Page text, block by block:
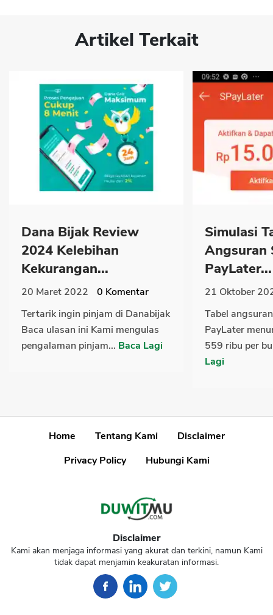
Artikel Terkait
Dana Bijak Review
2024 Kelebihan
Kekurangan...
20 Maret 2022 0 Komentar
Tertarik ingin pinjam di Danabijak
Baca ulasan ini Kami mengulas
pengalaman pinjam... Baca Lagi
Simulasi
Angsuran
PayLater...
21 Oktober
Tabel
PayLater
559 ribu per
Lagi
Home Tentang Kami
Disclaimer
Privacy Policy
Hubungi Kami
Disclaimer
Kami akan menjaga informasi yang akurat dan terkini, namun Kami
tidak dapat menjamin keakuratan informasi.